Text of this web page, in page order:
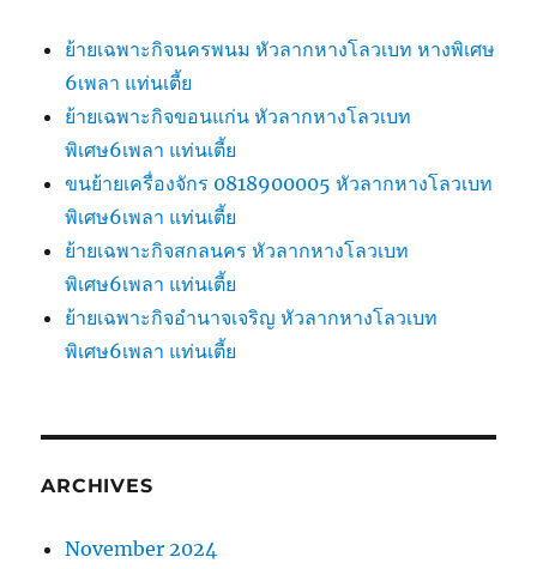
ย้ายเฉพาะกิจนครพนม หัวลากหางโลวเบท หางพิเศษ
6เพลา แท่นเตี้ย
ย้ายเฉพาะกิจขอนแก่น หัวลากหางโลวเบท
พิเศษ6เพลา แท่นเตี้ย
ขนย้ายเครื่องจักร 0818900005 หัวลากหางโลวเบท
พิเศษ6เพลา แท่นเตี้ย
ย้ายเฉพาะกิจสกลนคร หัวลากหางโลวเบท
พิเศษ6เพลา แท่นเตี้ย
ย้ายเฉพาะกิจอำนาจเจริญ หัวลากหางโลวเบท
พิเศษ6เพลา แท่นเตี้ย
ARCHIVES
November 2024